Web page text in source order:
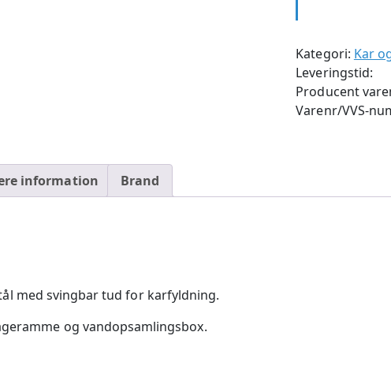
Kategori: Kar
Leveringstid:
Producent
Varenr/VVS-
information Brand
med svingbar tud for karfyldning.
og vandopsamlingsbox.